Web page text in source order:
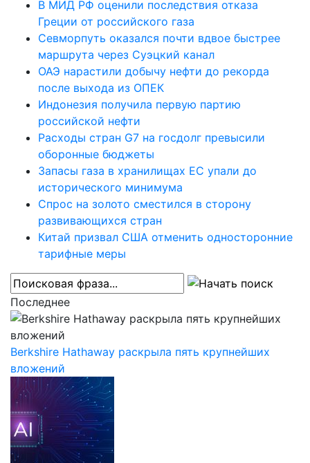
В МИД РФ оценили последствия отказа
Греции от российского газа
Севморпуть оказался почти вдвое быстрее
маршрута через Суэцкий канал
ОАЭ нарастили добычу нефти до рекорда
после выхода из ОПЕК
Индонезия получила первую партию
российской нефти
Расходы стран G7 на госдолг превысили
оборонные бюджеты
Запасы газа в хранилищах ЕС упали до
исторического минимума
Спрос на золото сместился в сторону
развивающихся стран
Китай призвал США отменить односторонние
тарифные меры
Последнее
Berkshire Hathaway раскрыла пять крупнейших
вложений